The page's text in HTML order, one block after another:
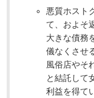
悪質ホスト
て、およそ
大きな債務
儀なくさせ
風俗店やそ
と結託して
利益を得て